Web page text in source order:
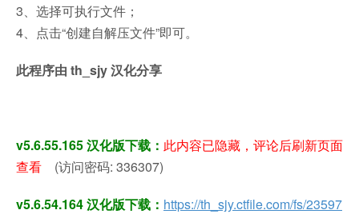
3、选择可执行文件；
4、点击“创建自解压文件”即可。
此程序由 th_sjy 汉化分享
v5.6.55.165 汉化版下载： 此内容已隐藏，评论后刷新页面
查看 (访问密码: 336307)
v5.6.54.164 汉化版下载： https://th_sjy.ctfile.com/fs/23597